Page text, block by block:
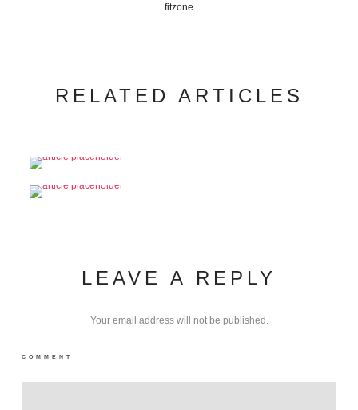
fitzone
RELATED ARTICLES
LEAVE A REPLY
Your email address will not be published.
COMMENT